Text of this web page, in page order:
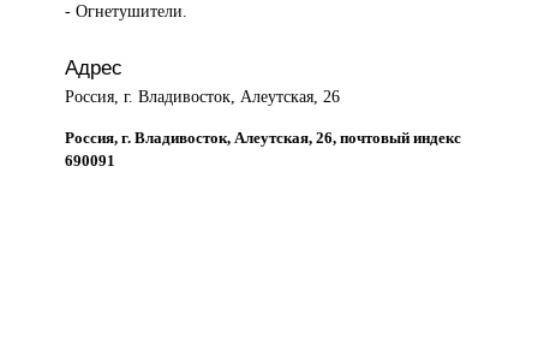
- Огнетушители.
Адрес
Россия, г. Владивосток, Алеутская, 26
Россия, г. Владивосток, Алеутская, 26, почтовый индекс
690091